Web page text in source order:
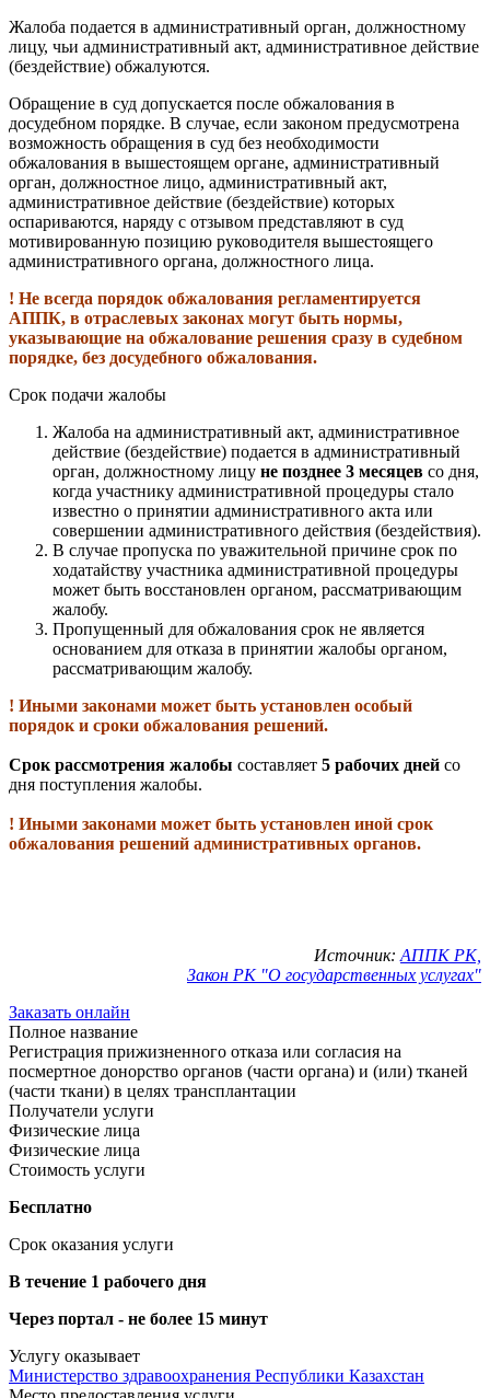
Жалоба подается в административный орган, должностному
лицу, чьи административный акт, административное действие
(бездействие) обжалуются.
Обращение в суд допускается после обжалования в
досудебном порядке. В случае, если законом предусмотрена
возможность обращения в суд без необходимости
обжалования в вышестоящем органе, административный
орган, должностное лицо, административный акт,
административное действие (бездействие) которых
оспариваются, наряду с отзывом представляют в суд
мотивированную позицию руководителя вышестоящего
административного органа, должностного лица.
! Не всегда порядок обжалования регламентируется
АППК, в отраслевых законах могут быть нормы,
указывающие на обжалование решения сразу в судебном
порядке, без досудебного обжалования.
Срок подачи жалобы
Жалоба на административный акт, административное
действие (бездействие) подается в административный
орган, должностному лицу не позднее 3 месяцев со дня,
когда участнику административной процедуры стало
известно о принятии административного акта или
совершении административного действия (бездействия).
В случае пропуска по уважительной причине срок по
ходатайству участника административной процедуры
может быть восстановлен органом, рассматривающим
жалобу.
Пропущенный для обжалования срок не является
основанием для отказа в принятии жалобы органом,
рассматривающим жалобу.
! Иными законами может быть установлен особый
порядок и сроки обжалования решений.
Срок рассмотрения жалобы составляет 5 рабочих дней со
дня поступления жалобы.
! Иными законами может быть установлен иной срок
обжалования решений административных органов.
Источник: АППК РК,
Закон РК "О государственных услугах"
Заказать онлайн
Полное название
Регистрация прижизненного отказа или согласия на
посмертное донорство органов (части органа) и (или) тканей
(части ткани) в целях трансплантации
Получатели услуги
Физические лица
Физические лица
Стоимость услуги
Бесплатно
Срок оказания услуги
В течение 1 рабочего дня
Через портал - не более 15 минут
Услугу оказывает
Министерство здравоохранения Республики Казахстан